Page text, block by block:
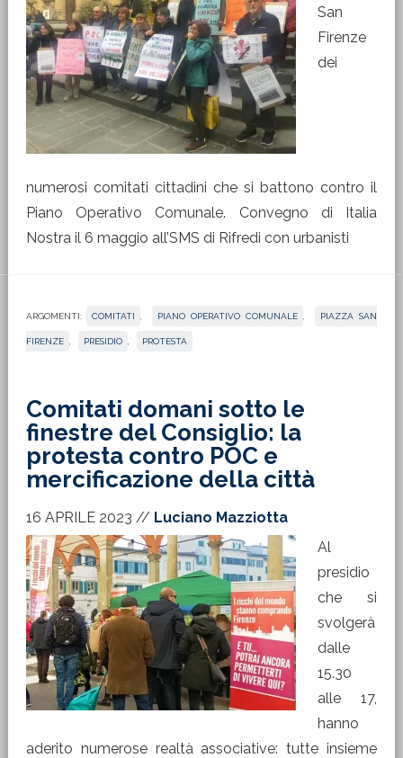
San
Firenze
dei
numerosi comitati cittadini che si battono contro il
Piano Operativo Comunale. Convegno di Italia
Nostra il 6 maggio all’SMS di Rifredi con urbanisti
ARGOMENTI: COMITATI PIANO OPERATIVO COMUNALE PIAZZA SAN
FIRENZE PRESIDIO PROTESTA
Comitati domani sotto le
finestre del Consiglio: la
protesta contro POC e
mercificazione della città
16 APRILE 2023 // Luciano Mazziotta
Al
presidio
che si
svolgerà
dalle
15.30
alle 17,
hanno
aderito numerose realtà associative: tutte insieme